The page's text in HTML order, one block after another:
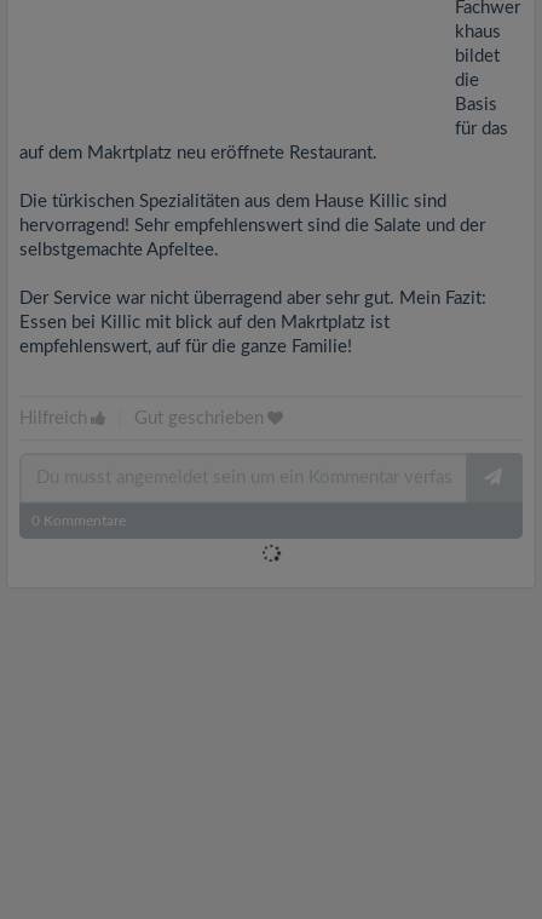
Fachwer
khaus
bildet
die
Basis
für das
auf dem Makrtplatz neu eröffnete Restaurant.
Die türkischen Spezialitäten aus dem Hause Killic sind
hervorragend! Sehr empfehlenswert sind die Salate und der
selbstgemachte Apfeltee.
Der Service war nicht überragend aber sehr gut. Mein Fazit:
Essen bei Killic mit blick auf den Makrtplatz ist
empfehlenswert, auf für die ganze Familie!
Hilfreich Gut geschrieben
0 Kommentare